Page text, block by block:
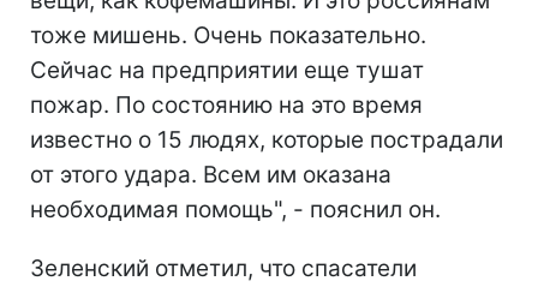
тоже мишень. Очень показательно.
Сейчас на предприятии еще тушат
пожар. По состоянию на это время
известно о 15 людях, которые пострадали
от этого удара. Всем им оказана
необходимая помощь", - пояснил он.
Зеленский отметил, что спасатели